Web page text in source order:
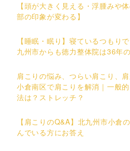
【頭が大きく見える・浮腫みや
部の印象が変わる】
【睡眠・眠り】寝ているつもり
九州市からも徳力整体院は36年の
肩こりの悩み、つらい肩こり、
小倉南区で肩こりを解消｜一般
法は？ストレッチ？
【肩こりのQ&A】北九州市小倉
んでいる方にお答え